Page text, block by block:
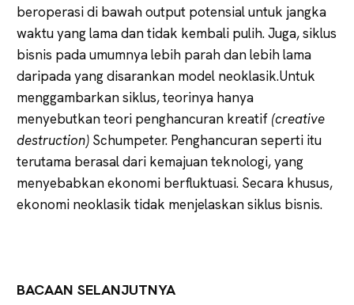
beroperasi di bawah output potensial untuk jangka
waktu yang lama dan tidak kembali pulih. Juga, siklus
bisnis pada umumnya lebih parah dan lebih lama
daripada yang disarankan model neoklasik.Untuk
menggambarkan siklus, teorinya hanya
menyebutkan teori penghancuran kreatif (creative
destruction) Schumpeter. Penghancuran seperti itu
terutama berasal dari kemajuan teknologi, yang
menyebabkan ekonomi berfluktuasi. Secara khusus,
ekonomi neoklasik tidak menjelaskan siklus bisnis.
BACAAN SELANJUTNYA